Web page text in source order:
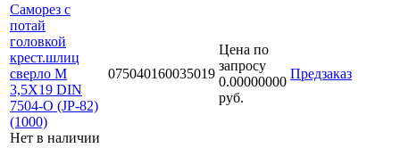
Саморез с
потай
головкой
крест.шлиц
сверло М
3,5Х19 DIN
7504-O (JP-82)
(1000)
Нет в наличии
075040160035019
Цена по
запросу
0.00000000
руб.
Предзаказ